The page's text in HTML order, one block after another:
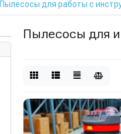
Пылесосы для работы с
Пылесосы для